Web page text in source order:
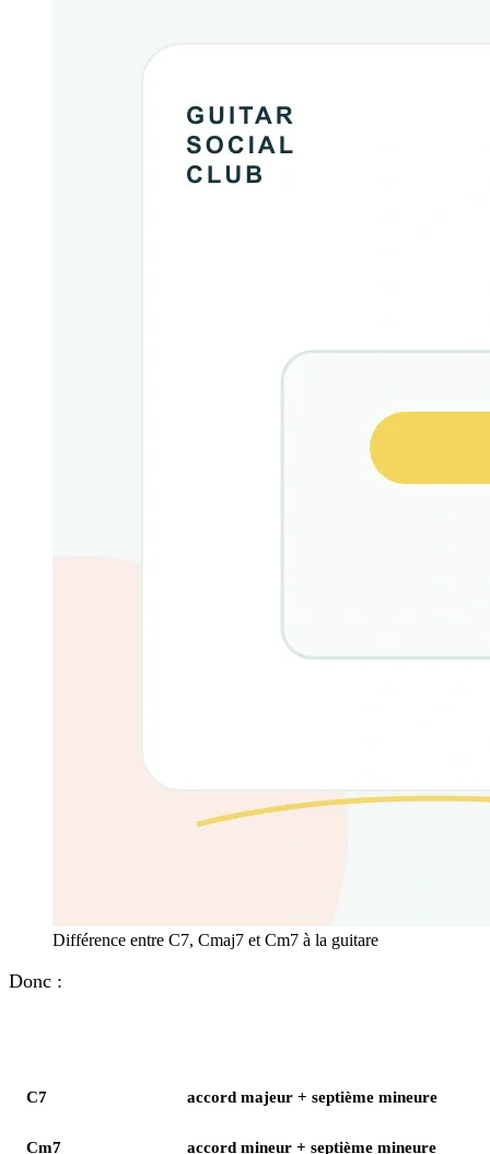
Différence entre C7, Cmaj7 et Cm7 à la guitare
Donc :
C7 accord majeur + septième mineure
Cm7 accord mineur + septième mineure